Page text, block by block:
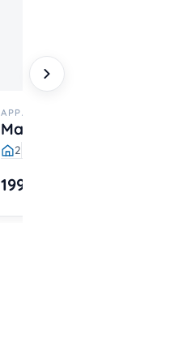
APPARTEMENT
Marcq-en-Barœul
2
199 000 €